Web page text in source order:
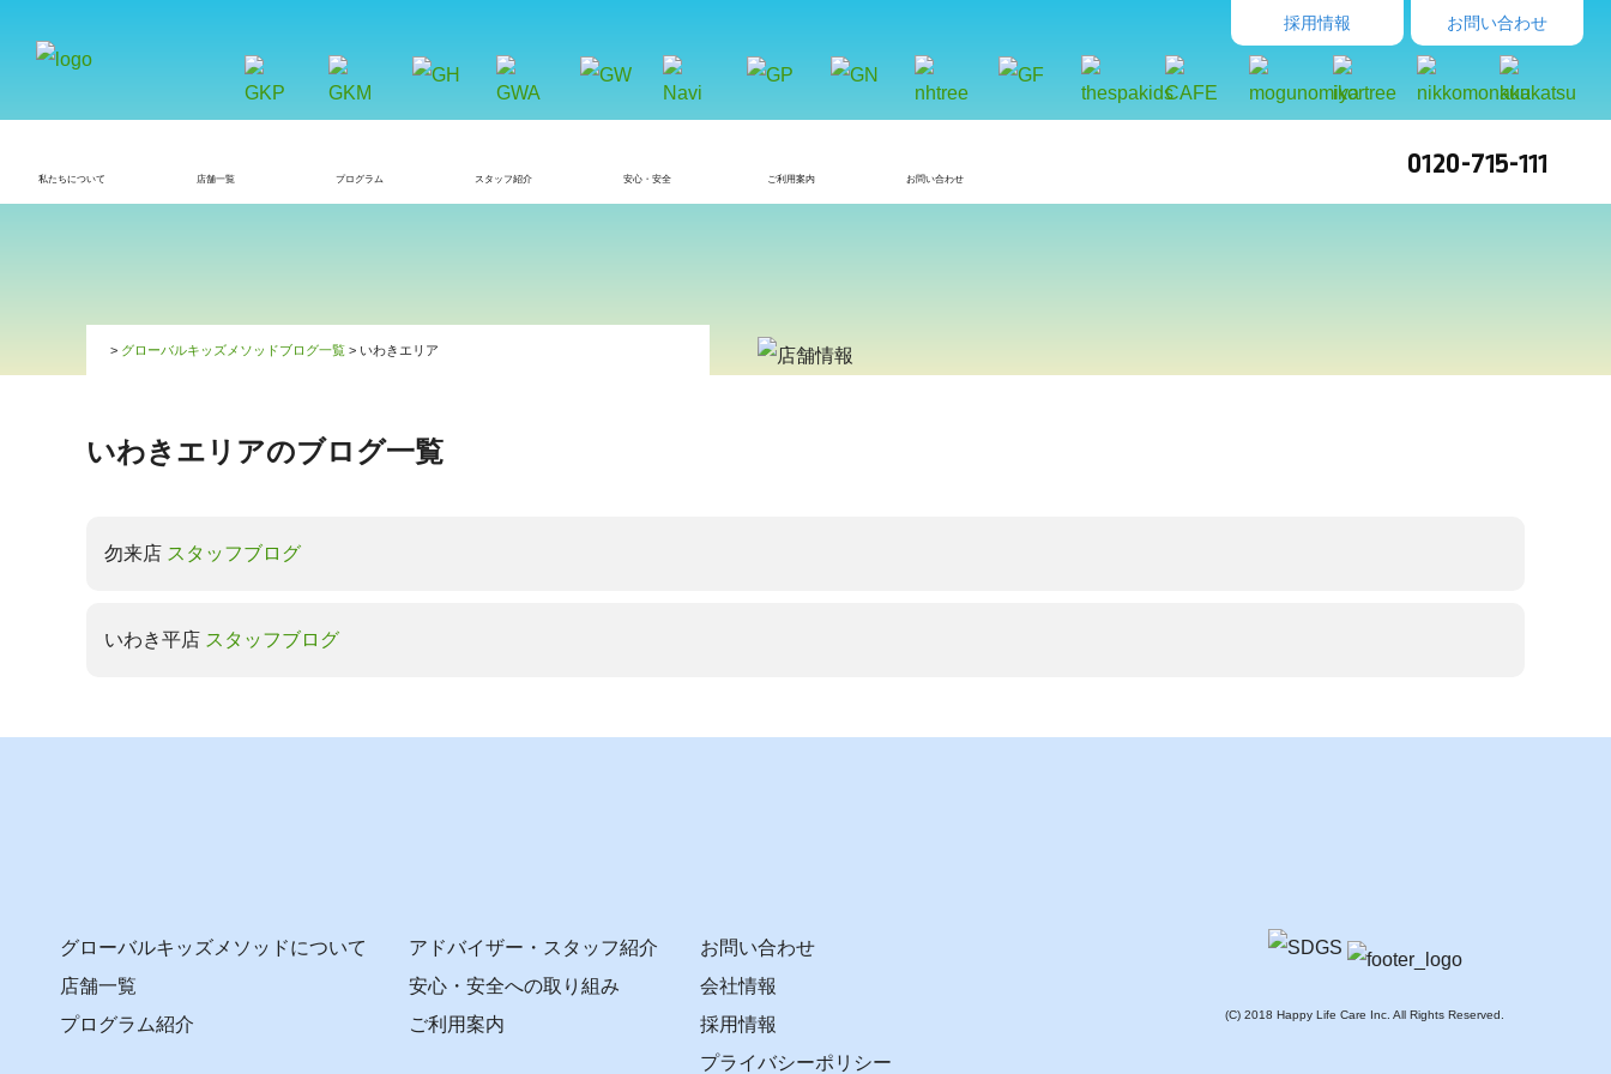
私たちについて 店舗一覧 プログラム スタッフ紹介 安心・安全 ご利用案内 お問い合わせ 0120-715-111
採用情報 お問い合わせ
> グローバルキッズメソッドブログ一覧 > いわきエリア
いわきエリアのブログ一覧
勿来店 スタッフブログ
いわき平店 スタッフブログ
グローバルキッズメソッドについて
店舗一覧
プログラム紹介
アドバイザー・スタッフ紹介
安心・安全への取り組み
ご利用案内
お問い合わせ
会社情報
採用情報
プライバシーポリシー
(C) 2018 Happy Life Care Inc. All Rights Reserved.